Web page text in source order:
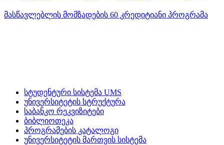
მასწავლებლის მომზადების 60 კრედიტიანი პროგრამა
სტუდენტური სისტემა UMS
უნივერსიტეტის სტრუქტურა
საბანკო რეკვიზიტები
ბიბლიოთეკა
პროგრამების კატალოგი
უნივერსიტეტის მართვის სისტემა